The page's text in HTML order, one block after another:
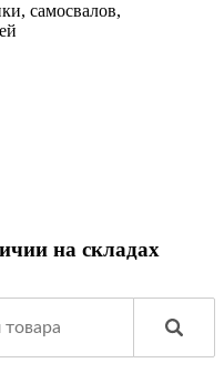
самосвалов,
на складах